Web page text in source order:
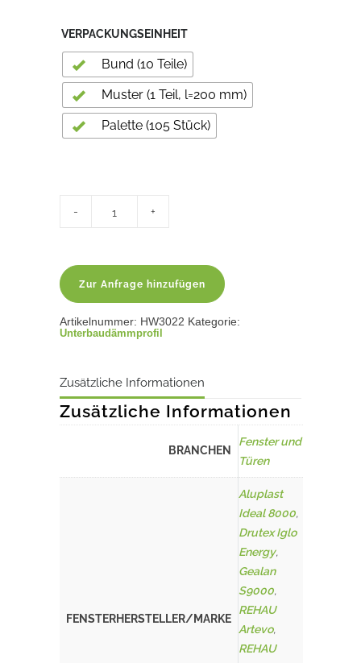
VERPACKUNGSEINHEIT
Bund (10 Teile)
Muster (1 Teil, l=200 mm)
Palette (105 Stück)
PET
50
mm
quantity
Zur Anfrage hinzufügen
Artikelnummer: HW3022 Kategorie:
Unterbaudämmprofil
Zusätzliche Informationen
Zusätzliche Informationen
BRANCHEN
Fenster und
Türen
FENSTERHERSTELLER/MARKE
Aluplast
Ideal 8000,
Drutex Iglo
Energy,
Gealan
S9000,
REHAU
Artevo,
REHAU